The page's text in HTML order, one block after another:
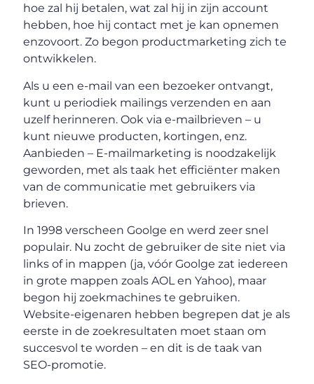
hoe zal hij betalen, wat zal hij in zijn account
hebben, hoe hij contact met je kan opnemen
enzovoort. Zo begon productmarketing zich te
ontwikkelen.
Als u een e-mail van een bezoeker ontvangt,
kunt u periodiek mailings verzenden en aan
uzelf herinneren. Ook via e-mailbrieven – u
kunt nieuwe producten, kortingen, enz.
Aanbieden – E-mailmarketing is noodzakelijk
geworden, met als taak het efficiënter maken
van de communicatie met gebruikers via
brieven.
In 1998 verscheen Goolge en werd zeer snel
populair. Nu zocht de gebruiker de site niet via
links of in mappen (ja, vóór Goolge zat iedereen
in grote mappen zoals AOL en Yahoo), maar
begon hij zoekmachines te gebruiken.
Website-eigenaren hebben begrepen dat je als
eerste in de zoekresultaten moet staan ​​om
succesvol te worden – en dit is de taak van
SEO-promotie.